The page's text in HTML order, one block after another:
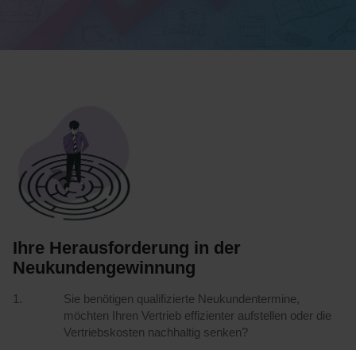
Ihre Herausforderung in der
Neukundengewinnung
Sie benötigen qualifizierte Neukundentermine,
möchten Ihren Vertrieb effizienter aufstellen oder die
Vertriebskosten nachhaltig senken?